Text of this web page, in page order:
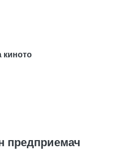
киното
предприемач